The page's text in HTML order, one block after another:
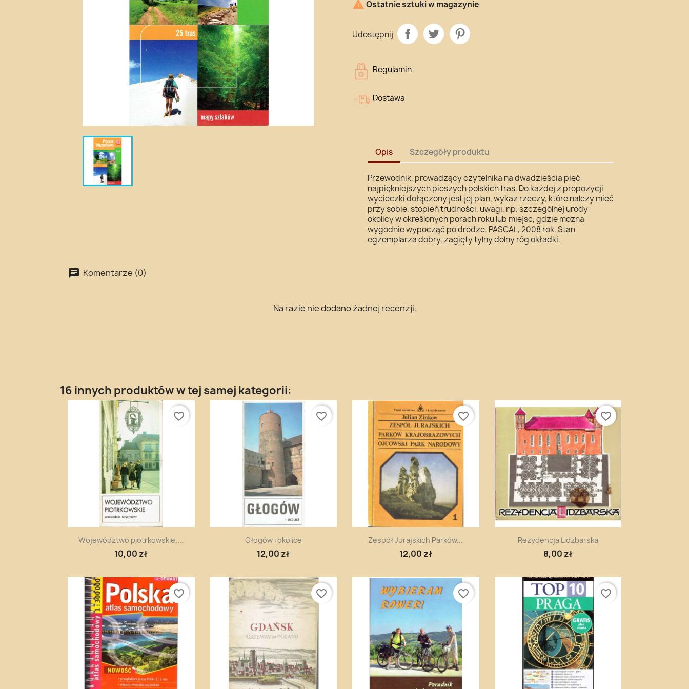
 Ostatnie sztuki w magazynie
Udostępnij
Regulamin
Dostawa
Opis Szczegóły produktu
Przewodnik, prowadzący czytelnika na dwadzieścia pięć
najpiękniejszych pieszych polskich tras. Do każdej z propozycji
wycieczki dołączony jest jej plan, wykaz rzeczy, które nalezy mieć
przy sobie, stopień trudności, uwagi, np. szczególnej urody
okolicy w określonych porach roku lub miejsc, gdzie można
wygodnie wypocząć po drodze. PASCAL, 2008 rok. Stan
egzemplarza dobry, zagięty tylny dolny róg okładki.
Komentarze (0)
Na razie nie dodano żadnej recenzji.
16 innych produktów w tej samej kategorii:
Szybki podgląd
Województwo piotrkowskie....
10,00 zł
favorite_border
Szybki podgląd
Głogów i okolice
12,00 zł
favorite_border
Szybki podgląd
Zespół Jurajskich Parków...
12,00 zł
favorite_border
Szybki podgląd
Rezydencja Lidzbarska
8,00 zł
favorite_border
favorite_border favorite_border favorite_border favorite_border